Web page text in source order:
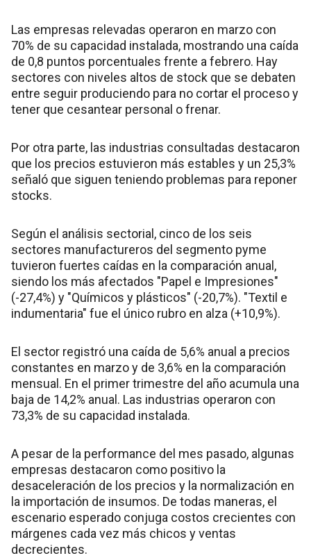
Las empresas relevadas operaron en marzo con
70% de su capacidad instalada, mostrando una caída
de 0,8 puntos porcentuales frente a febrero. Hay
sectores con niveles altos de stock que se debaten
entre seguir produciendo para no cortar el proceso y
tener que cesantear personal o frenar.
Por otra parte, las industrias consultadas destacaron
que los precios estuvieron más estables y un 25,3%
señaló que siguen teniendo problemas para reponer
stocks.
Según el análisis sectorial, cinco de los seis
sectores manufactureros del segmento pyme
tuvieron fuertes caídas en la comparación anual,
siendo los más afectados "Papel e Impresiones"
(-27,4%) y "Químicos y plásticos" (-20,7%). "Textil e
indumentaria" fue el único rubro en alza (+10,9%).
El sector registró una caída de 5,6% anual a precios
constantes en marzo y de 3,6% en la comparación
mensual. En el primer trimestre del año acumula una
baja de 14,2% anual. Las industrias operaron con
73,3% de su capacidad instalada.
A pesar de la performance del mes pasado, algunas
empresas destacaron como positivo la
desaceleración de los precios y la normalización en
la importación de insumos. De todas maneras, el
escenario esperado conjuga costos crecientes con
márgenes cada vez más chicos y ventas
decrecientes.